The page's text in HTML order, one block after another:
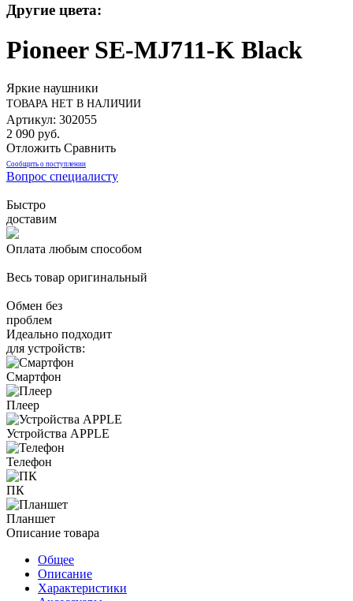
Другие цвета:
Pioneer SE-MJ711-K Black
Яркие наушники
ТОВАРА НЕТ В НАЛИЧИИ
Артикул: 302055
2 090 руб.
Отложить Сравнить
Сообщить о поступлении
Вопрос специалисту
Быстро
доставим
Оплата любым способом
Весь товар оригинальный
Обмен без
проблем
Идеально подходит
для устройств:
Смартфон
Плеер
Устройства APPLE
Телефон
ПК
Планшет
Описание товара
Общее
Описание
Характеристики